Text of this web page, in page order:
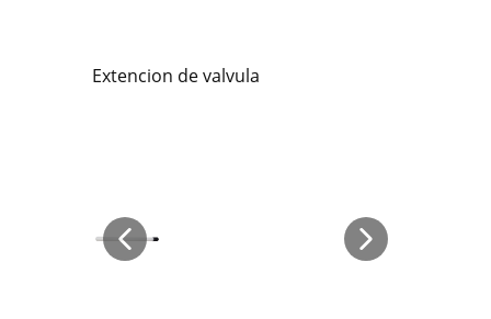
Extencion de valvula